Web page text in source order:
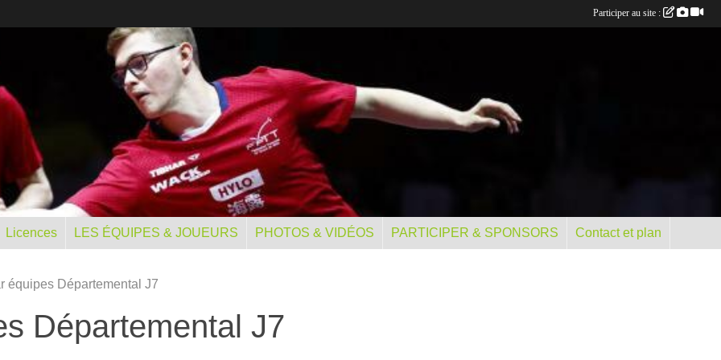
Licences LES ÉQUIPES & JOUEURS PHOTOS & VIDÉOS PARTICIPER & SPONSORS Contact et plan
équipes Départemental J7
Départemental J7
Participer au site :